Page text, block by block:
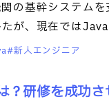
の基幹システム
が、現在では
新人エンジニア
？研修を成功